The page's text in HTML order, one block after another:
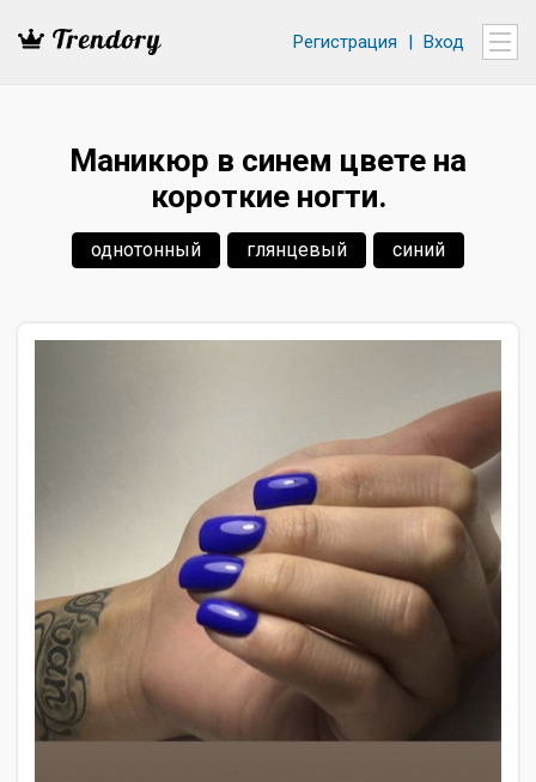
Регистрация | Вход
Маникюр в синем цвете на
короткие ногти.
однотонный глянцевый синий